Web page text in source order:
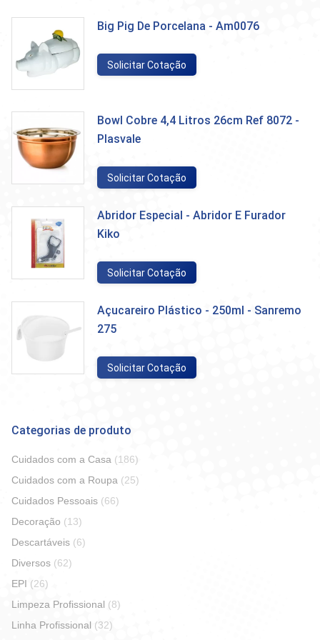
Big Pig De Porcelana - Am0076
Solicitar Cotação
Bowl Cobre 4,4 Litros 26cm Ref 8072 -
Plasvale
Solicitar Cotação
Abridor Especial - Abridor E Furador
Kiko
Solicitar Cotação
Açucareiro Plástico - 250ml - Sanremo
275
Solicitar Cotação
Categorias de produto
Cuidados com a Casa (186)
Cuidados com a Roupa (25)
Cuidados Pessoais (66)
Decoração (13)
Descartáveis (6)
Diversos (62)
EPI (26)
Limpeza Profissional (8)
Linha Profissional (32)